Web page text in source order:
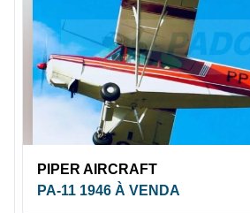
PIPER AIRCRAFT
PA-11 1946 À VENDA